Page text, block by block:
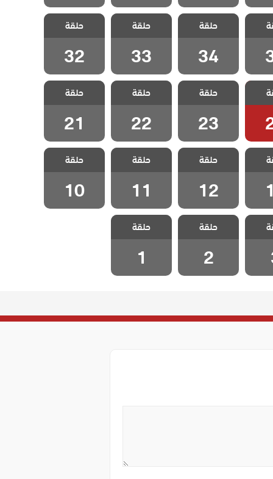
مسلسل الطبيب
المعجزة الحلقة
34
حلقة
34
مسلسل الطبيب
المعجزة الحلقة
33
حلقة
33
مسلسل الطبيب
المعجزة الحلقة
32
حلقة
32
مسلسل الطبيب
المعجزة الحلقة
23
حلقة
23
مسلسل الطبيب
المعجزة الحلقة
22
حلقة
22
مسلسل الطبيب
المعجزة الحلقة
21
حلقة
21
مسلسل الطبيب
المعجزة الحلقة
12
حلقة
12
مسلسل الطبيب
المعجزة الحلقة
11
حلقة
11
مسلسل الطبيب
المعجزة الحلقة
10
حلقة
10
مسلسل الطبيب
المعجزة الحلقة
2
حلقة
2
مسلسل الطبيب
المعجزة الحلقة
1
حلقة
1